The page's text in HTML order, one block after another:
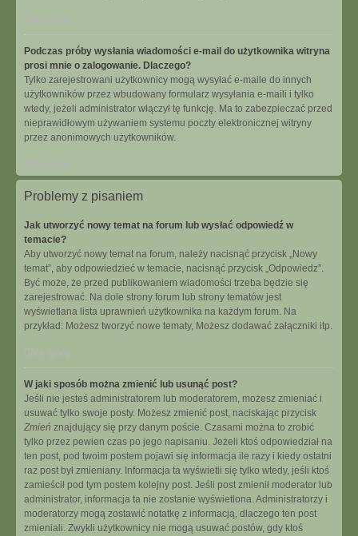
Podczas próby wysłania wiadomości e-mail do użytkownika witryna
prosi mnie o zalogowanie. Dlaczego?
Tylko zarejestrowani użytkownicy mogą wysyłać e-maile do innych
użytkowników przez wbudowany formularz wysyłania e-maili i tylko
wtedy, jeżeli administrator włączył tę funkcję. Ma to zabezpieczać przed
nieprawidłowym używaniem systemu poczty elektronicznej witryny
przez anonimowych użytkowników.
Problemy z pisaniem
Jak utworzyć nowy temat na forum lub wysłać odpowiedź w
temacie?
Aby utworzyć nowy temat na forum, należy nacisnąć przycisk „Nowy
temat”, aby odpowiedzieć w temacie, nacisnąć przycisk „Odpowiedz”.
Być może, że przed publikowaniem wiadomości trzeba będzie się
zarejestrować. Na dole strony forum lub strony tematów jest
wyświetlana lista uprawnień użytkownika na każdym forum. Na
przykład: Możesz tworzyć nowe tematy, Możesz dodawać załączniki itp.
Na górę
W jaki sposób można zmienić lub usunąć post?
Jeśli nie jesteś administratorem lub moderatorem, możesz zmieniać i
usuwać tylko swoje posty. Możesz zmienić post, naciskając przycisk
Zmień znajdujący się przy danym poście. Czasami można to zrobić
tylko przez pewien czas po jego napisaniu. Jeżeli ktoś odpowiedział na
ten post, pod twoim postem pojawi się informacja ile razy i kiedy ostatni
raz post był zmieniany. Informacja ta wyświetli się tylko wtedy, jeśli ktoś
zamieścił pod tym postem kolejny post. Jeśli post zmienił moderator lub
administrator, informacja ta nie zostanie wyświetlona. Administratorzy i
moderatorzy mogą zostawić notatkę z informacją, dlaczego ten post
zmieniali. Zwykli użytkownicy nie mogą usuwać postów, gdy ktoś